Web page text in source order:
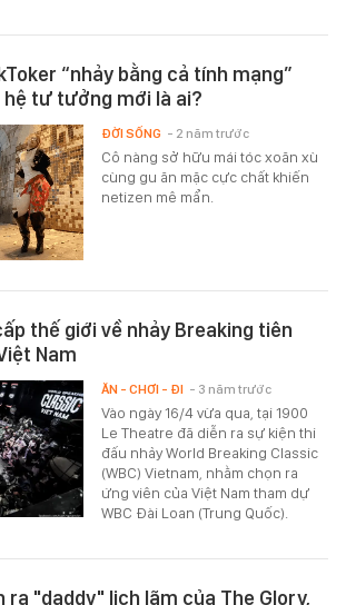
“nhảy bằng cả tính mạng”
tư tưởng mới là ai?
Cô nàng sở hữu mái tóc xoăn xù
cùng gu ăn mặc cực chất khiến
netizen mê mẩn.
ĐỜI SỐNG - 2 năm trước
thế giới về nhảy Breaking tiên
Nam
Vào ngày 16/4 vừa qua, tại 1900
Le Theatre đã diễn ra sự kiện thi
đấu nhảy World Breaking Classic
(WBC) Vietnam, nhằm chọn ra
ứng viên của Việt Nam tham dự
WBC Đài Loan (Trung Quốc).
ĂN - CHƠI - ĐI - 3 năm trước
ra "daddy" lịch lãm của The Glory,